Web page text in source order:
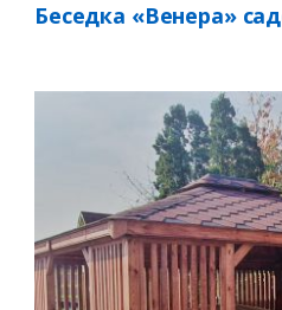
Беседка «Венера»